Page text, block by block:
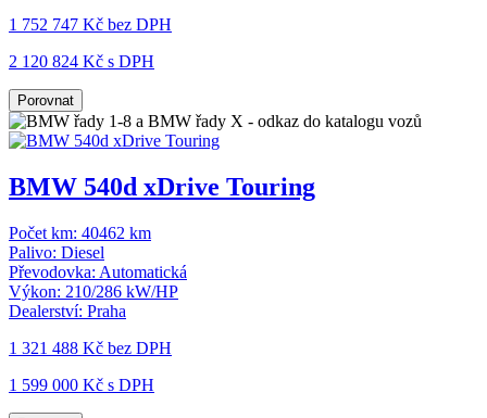
1 752 747 Kč bez DPH
2 120 824 Kč s DPH
Porovnat
BMW 540d xDrive Touring
Počet km: 40462 km
Palivo: Diesel
Převodovka: Automatická
Výkon: 210/286 kW/HP
Dealerství: Praha
1 321 488 Kč bez DPH
1 599 000 Kč s DPH